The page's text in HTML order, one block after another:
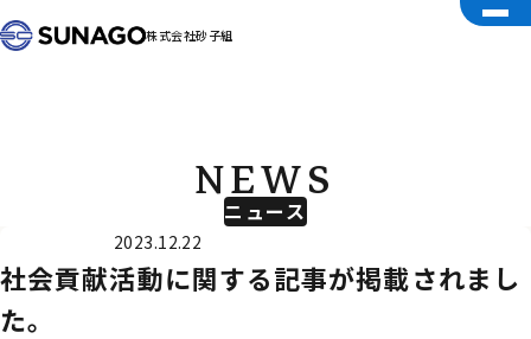
株式会社砂子組
ニュース
NEWS
2023.12.22
社会貢献活動に関する記事が掲載されまし
た。